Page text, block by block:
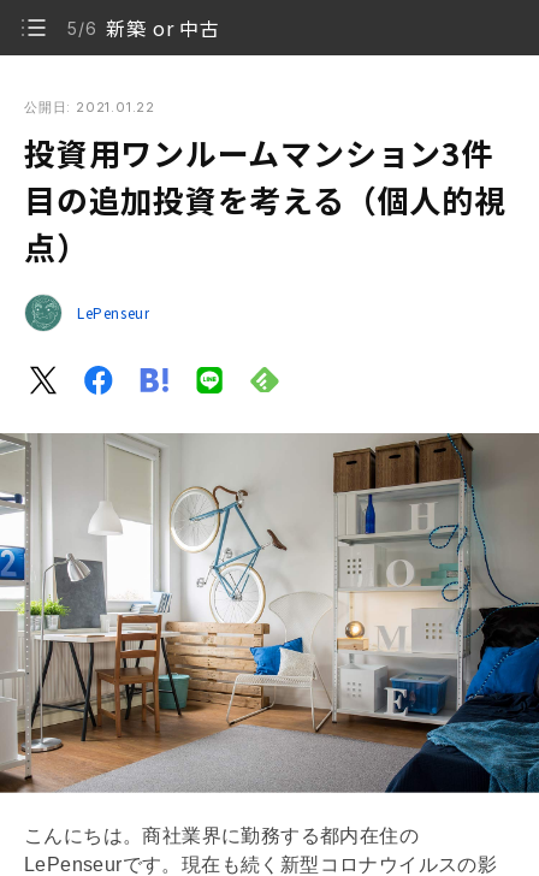
5/6 新築 or 中古
的視点）
1/6 新型コロナウイルスの影響は
2/6 カーボンニュートラル 脱炭素社会
4/6 第一子誕生を経て
5/6 新築 or 中古
6/6 視点の発見を
公開日: 2021.01.22
投資用ワンルームマンション3件
目の追加投資を考える（個人的視
点）
LePenseur
こんにちは。商社業界に勤務する都内在住の
LePenseurです。現在も続く新型コロナウイルスの影